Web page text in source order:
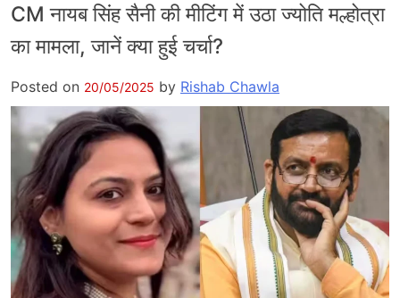
CM नायब सिंह सैनी की मीटिंग में उठा ज्योति मल्होत्रा
का मामला, जानें क्या हुई चर्चा?
Posted on 20/05/2025 by Rishab Chawla